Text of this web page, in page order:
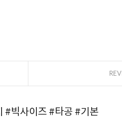
페이코 ID로
#빅사이즈 #타공 #기본